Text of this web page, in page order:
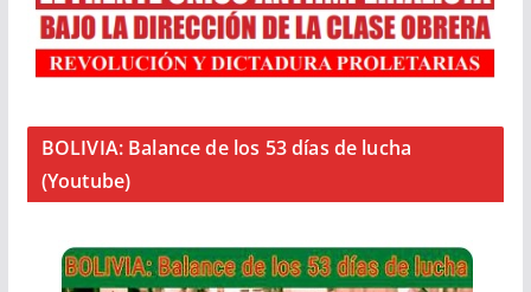
BOLIVIA: Balance de los 53 días de lucha
(Youtube)